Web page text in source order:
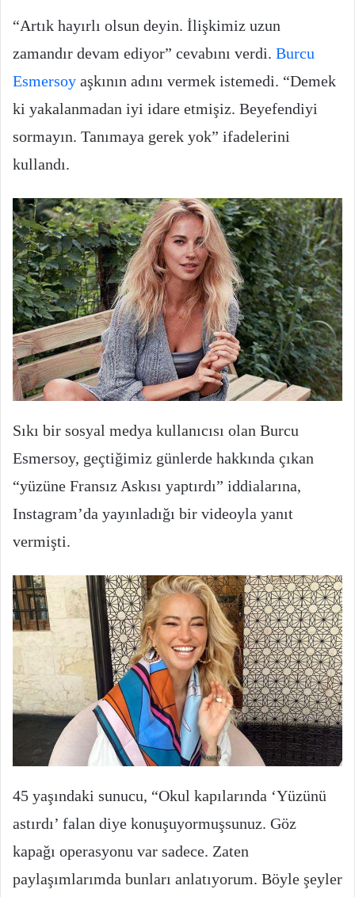
“Artık hayırlı olsun deyin. İlişkimiz uzun
zamandır devam ediyor” cevabını verdi. Burcu
Esmersoy aşkının adını vermek istemedi. “Demek
ki yakalanmadan iyi idare etmişiz. Beyefendiyi
sormayın. Tanımaya gerek yok” ifadelerini
kullandı.
Sıkı bir sosyal medya kullanıcısı olan Burcu
Esmersoy, geçtiğimiz günlerde hakkında çıkan
“yüzüne Fransız Askısı yaptırdı” iddialarına,
Instagram’da yayınladığı bir videoyla yanıt
vermişti.
45 yaşındaki sunucu, “Okul kapılarında ‘Yüzünü
astırdı’ falan diye konuşuyormuşsunuz. Göz
kapağı operasyonu var sadece. Zaten
paylaşımlarımda bunları anlatıyorum. Böyle şeyler